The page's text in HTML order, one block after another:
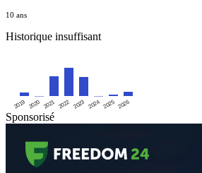
10 ans
Historique insuffisant
2019 2020 2021 2022 2023 2024 2025 2026
Sponsorisé